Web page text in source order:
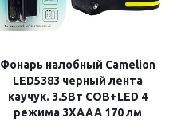
Фонарь налобный Camelion
LED5383 черный лента
каучук. 3.5Вт COB+LED 4
режима 3XAAA 170 лм